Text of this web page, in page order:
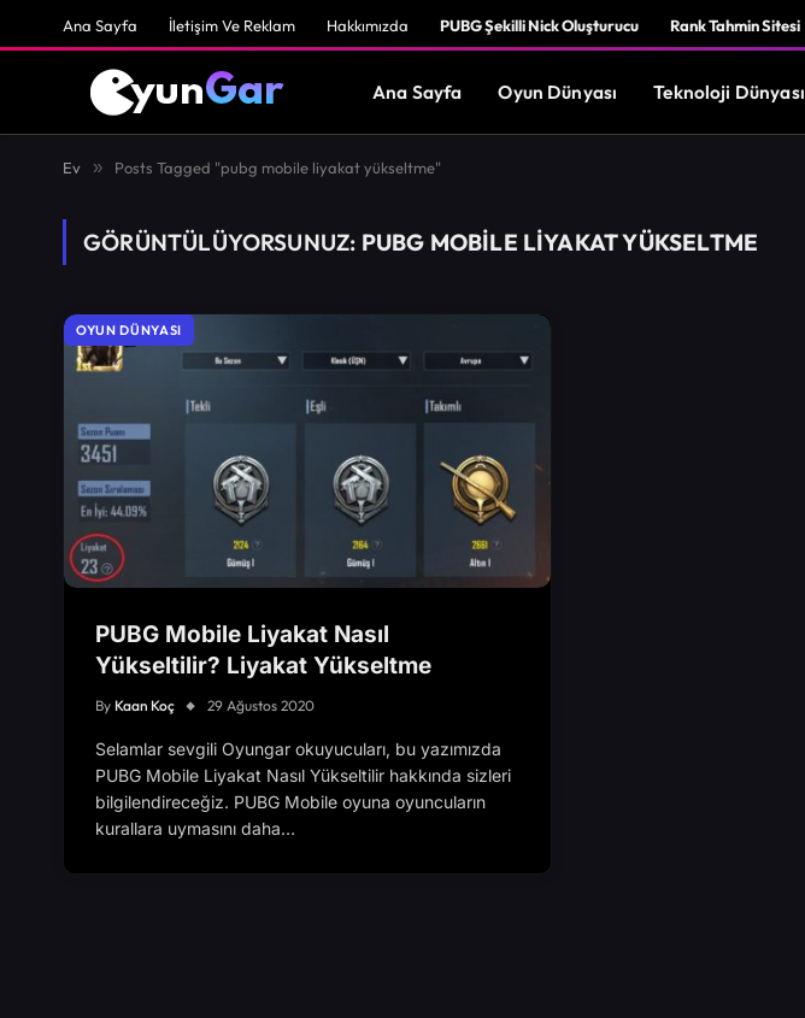
Ana Sayfa İletişim Ve Reklam Hakkımızda PUBG Şekilli Nick Oluşturucu Rank Tahmin Sitesi
Ana Sayfa Oyun Dünyası Teknoloji Dünyası
Ev » Posts Tagged "pubg mobile liyakat yükseltme"
GÖRÜNTÜLÜYORSUNUZ: PUBG MOBILE LIYAKAT YÜKSELTME
OYUN DÜNYASI
PUBG Mobile Liyakat Nasıl
Yükseltilir? Liyakat Yükseltme
By Kaan Koç 29 Ağustos 2020
Selamlar sevgili Oyungar okuyucuları, bu yazımızda
PUBG Mobile Liyakat Nasıl Yükseltilir hakkında sizleri
bilgilendireceğiz. PUBG Mobile oyuna oyuncuların
kurallara uymasını daha…